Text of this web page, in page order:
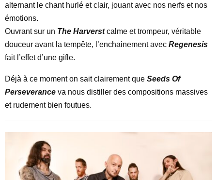
alternant le chant hurlé et clair, jouant avec nos nerfs et nos
émotions.
Ouvrant sur un The Harverstcalme et trompeur, véritable
douceur avant la tempête, l’enchainement avec Regenesis
fait l’effet d’une gifle.
Déjà à ce moment on sait clairement que Seeds Of
Perseverance va nous distiller des compositions massives
et rudement bien foutues.